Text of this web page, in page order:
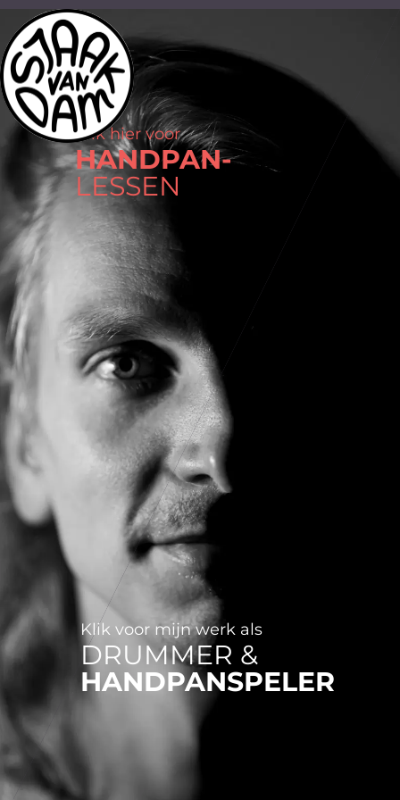
Klik hier voor
HANDPAN-
LESSEN
Klik voor mijn werk als
DRUMMER &
HANDPAN­SPELER